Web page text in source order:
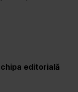
editorială